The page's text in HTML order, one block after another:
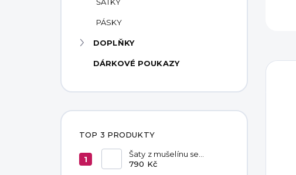
PÁSKY
DOPLŇKY
DÁRKOVÉ POUKAZY
TOP 3 PRODUKTY
Šaty z mušelínu se
zavazováním v pase
790 Kč